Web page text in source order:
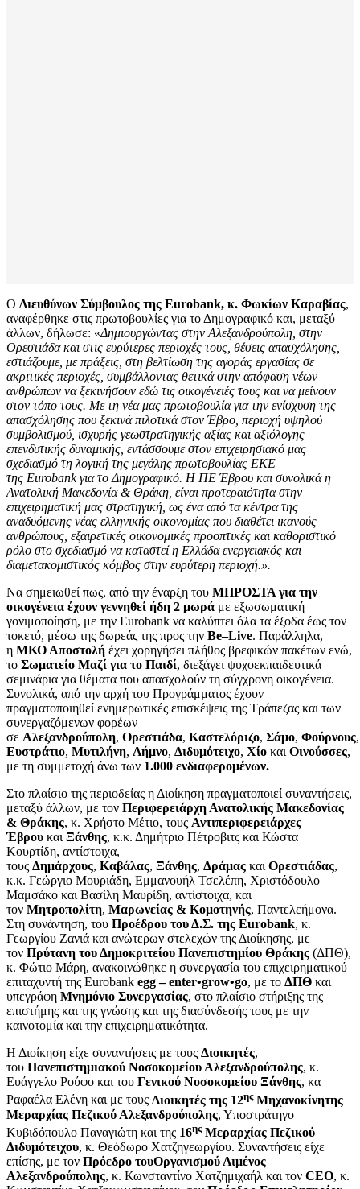
Ο Διευθύνων Σύμβουλος της Eurobank, κ. Φωκίων Καραβίας,
αναφέρθηκε στις πρωτοβουλίες για το Δημογραφικό και, μεταξύ
άλλων, δήλωσε: «Δημιουργώντας στην Αλεξανδρούπολη, στην
Ορεστιάδα και στις ευρύτερες περιοχές τους, θέσεις απασχόλησης,
εστιάζουμε, με πράξεις, στη βελτίωση της αγοράς εργασίας σε
ακριτικές περιοχές, συμβάλλοντας θετικά στην απόφαση νέων
ανθρώπων να ξεκινήσουν εδώ τις οικογένειές τους και να μείνουν
στον τόπο τους. Με τη νέα μας πρωτοβουλία για την ενίσχυση της
απασχόλησης που ξεκινά πιλοτικά στον Έβρο, περιοχή υψηλού
συμβολισμού, ισχυρής γεωστρατηγικής αξίας και αξιόλογης
επενδυτικής δυναμικής, εντάσσουμε στον επιχειρησιακό μας
σχεδιασμό τη λογική της μεγάλης πρωτοβουλίας ΕΚΕ
της Eurobankγια το Δημογραφικό. Η ΠΕ Έβρου και συνολικά η
Ανατολική Μακεδονία & Θράκη, είναι προτεραιότητα στην
επιχειρηματική μας στρατηγική, ως ένα από τα κέντρα της
αναδυόμενης νέας ελληνικής οικονομίας που διαθέτει ικανούς
ανθρώπους, εξαιρετικές οικονομικές προοπτικές και καθοριστικό
ρόλο στο σχεδιασμό να καταστεί η Ελλάδα ενεργειακός και
διαμετακομιστικός κόμβος στην ευρύτερη περιοχή.».
Nα σημειωθεί πως, από την έναρξη του ΜΠΡΟΣΤΑ για την
οικογένεια έχουν γεννηθεί ήδη 2 μωρά με εξωσωματική
γονιμοποίηση, με την Eurobank να καλύπτει όλα τα έξοδα έως τον
τοκετό, μέσω της δωρεάς της προς την Be–Live. Παράλληλα,
η ΜΚΟ Αποστολή έχει χορηγήσει πλήθος βρεφικών πακέτων ενώ,
το Σωματείο Μαζί για το Παιδί, διεξάγει ψυχοεκπαιδευτικά
σεμινάρια για θέματα που απασχολούν τη σύγχρονη οικογένεια.
Συνολικά, από την αρχή του Προγράμματος έχουν
πραγματοποιηθεί ενημερωτικές επισκέψεις της Τράπεζας και των
συνεργαζόμενων φορέων
σε Αλεξανδρούπολη, Ορεστιάδα, Καστελόριζο, Σάμο, Φούρνους
Ευστράτιο, Μυτιλήνη, Λήμνο, Διδυμότειχο, Χίο και Οινούσσες,
με τη συμμετοχή άνω των 1.000 ενδιαφερομένων.
Στο πλαίσιο της περιοδείας η Διοίκηση πραγματοποιεί συναντήσεις,
μεταξύ άλλων, με τον Περιφερειάρχη Ανατολικής Μακεδονίας
& Θράκης, κ. Χρήστο Μέτιο, τους Αντιπεριφερειάρχες
Έβρου και Ξάνθης, κ.κ. Δημήτριο Πέτροβιτς και Κώστα
Κουρτίδη, αντίστοιχα,
τους Δημάρχους, Καβάλας, Ξάνθης, Δράμας και Ορεστιάδας,
κ.κ. Γεώργιο Μουριάδη, Εμμανουήλ Τσελέπη, Χριστόδουλο
Μαμσάκο και Βασίλη Μαυρίδη, αντίστοιχα, και
τoν Μητροπολίτη, Μαρωνείας & Κομοτηνής, Παντελεήμονα.
Στη συνάντηση, του Προέδρου του Δ.Σ. της Eurobank, κ.
Γεωργίου Ζανιά και ανώτερων στελεχών της Διοίκησης, με
τον Πρύτανη του Δημοκριτείου Πανεπιστημίου Θράκης (ΔΠΘ),
κ. Φώτιο Μάρη, ανακοινώθηκε η συνεργασία του επιχειρηματικού
επιταχυντή της Eurobank egg–enter•grow•go, με το ΔΠΘ και
υπεγράφη Μνημόνιο Συνεργασίας, στο πλαίσιο στήριξης της
επιστήμης και της γνώσης και της διασύνδεσής τους με την
καινοτομία και την επιχειρηματικότητα.
Η Διοίκηση είχε συναντήσεις με τους Διοικητές,
του Πανεπιστημιακού Νοσοκομείου Αλεξανδρούπολης, κ.
Ευάγγελο Ρούφο και του Γενικού Νοσοκομείου Ξάνθης, κα
Ραφαέλα Ελένη και με τους Διοικητές της 12ηςΜηχανοκίνητης
Μεραρχίας Πεζικού Αλεξανδρούπολης, Υποστράτηγο
Κυβιδόπουλο Παναγιώτη και της 16ηςΜεραρχίας Πεζικού
Διδυμότειχου, κ. Θεόδωρο Χατζηγεωργίου. Συναντήσεις είχε
επίσης, με τον Πρόεδρο τουΟργανισμού Λιμένος
Αλεξανδρούπολης, κ. Κωνσταντίνο Χατζημιχαήλ και τον CEO, κ.